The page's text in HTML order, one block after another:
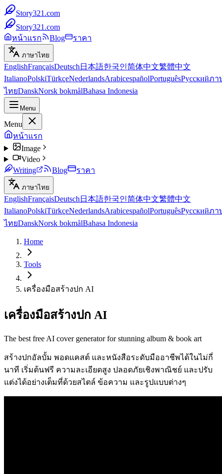
Story321.com
Story321.com
หน้าแรก
Blog ราคา
ภาษาไทย
EnglishFrançaisDeutsch 日本語한국인简体中文繁體中文
ItalianoPolskiTürkçeNederlandsArabicespañolPortuguêsРусскийภา
ไทยDanskNorsk bokmålBahasa Indonesia
Menu
Menu
หน้าแรก
Image
Video
Writing
Blog ราคา
ภาษาไทย
EnglishFrançaisDeutsch 日本語한국인简体中文繁體中文
ItalianoPolskiTürkçeNederlandsArabicespañolPortuguêsРусскийภา
ไทยDanskNorsk bokmålBahasa Indonesia
Home
Tools
เครื่องมือสร้างปก AI
เครื่องมือสร้างปก AI
The best free AI cover generator for stunning album & book art
สร้างปกอัลบั้ม พอดแคสต์ และหนังสือระดับมืออาชีพได้ในไม่กี่
นาที เริ่มต้นฟรี ความละเอียดสูง ปลอดภัยเชิงพาณิชย์ และปรับ
แต่งได้อย่างเต็มที่ด้วยสไตล์ ข้อความ และรูปแบบต่างๆ